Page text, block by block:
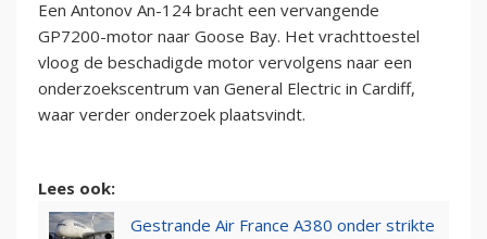
Een Antonov An-124 bracht een vervangende
GP7200-motor naar Goose Bay. Het vrachttoestel
vloog de beschadigde motor vervolgens naar een
onderzoekscentrum van General Electric in Cardiff,
waar verder onderzoek plaatsvindt.
Lees ook:
Gestrande Air France A380 onder strikte